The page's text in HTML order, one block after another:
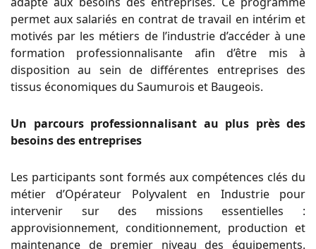
permet aux salariés en contrat de travail en intérim et
motivés par les métiers de l’industrie d’accéder à une
formation professionnalisante afin d’être mis à
disposition au sein de différentes entreprises des
tissus économiques du Saumurois et Baugeois.
Un parcours professionnalisant au plus près des
besoins des entreprises
Les participants sont formés aux compétences clés du
métier d’Opérateur Polyvalent en Industrie pour
intervenir sur des missions essentielles :
approvisionnement, conditionnement, production et
maintenance de premier niveau des équipements.